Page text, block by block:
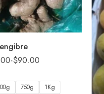
-$90.00
750g 1Kg